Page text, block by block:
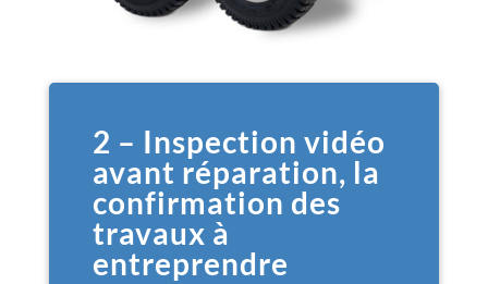
2 – Inspection vidéo
avant réparation, la
confirmation des
travaux à
entreprendre